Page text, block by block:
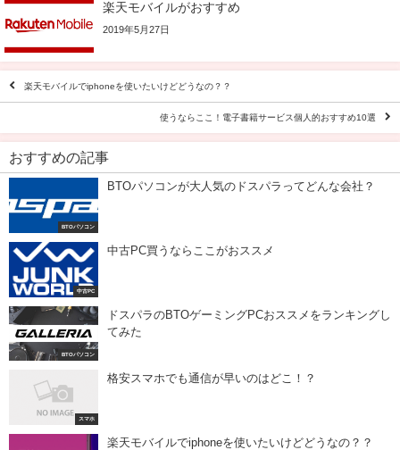
楽天モバイルがおすすめ
2019年5月27日
楽天モバイルでiphoneを使いたいけどどうなの？？
使うならここ！電子書籍サービス個人的おすすめ10選
おすすめの記事
BTOパソコン
BTOパソコンが大人気のドスパラってどんな会社？
中古PC
中古PC買うならここがおススメ
BTOパソコン
ドスパラのBTOゲーミングPCおススメをランキングし
てみた
スマホ
格安スマホでも通信が早いのはどこ！？
楽天モバイルでiphoneを使いたいけどどうなの？？